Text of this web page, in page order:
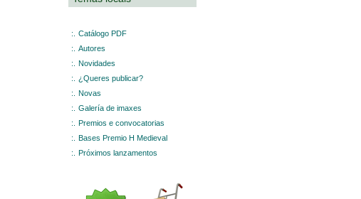
:.
Catálogo PDF
:.
Autores
:.
Novidades
:.
¿Queres publicar?
:.
Novas
:.
Galería de imaxes
:.
Premios e convocatorias
:.
Bases Premio H Medieval
:.
Próximos lanzamentos